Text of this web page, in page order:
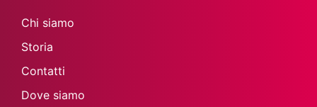
Chi siamo
Storia
Contatti
Dove siamo